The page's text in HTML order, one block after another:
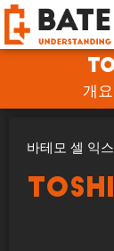
개요
바테모 셀 익